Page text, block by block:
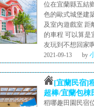
位在宜蘭縣五結
色的歐式城堡建
及室內遊戲室 距
的車程 可以算是
友玩到不想回家
2021-09-13
by
[宜蘭民宿]
超棒/宜蘭包棟
稻哪趣田園民宿